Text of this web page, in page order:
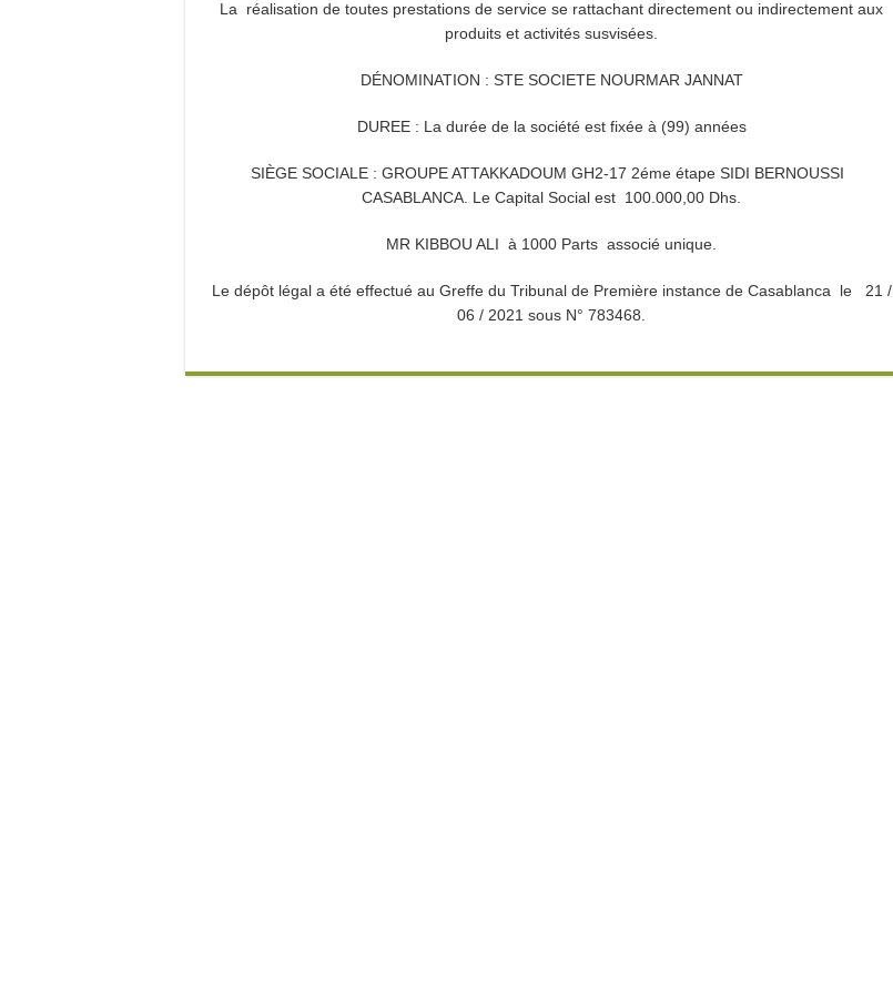
La réalisation de toutes prestations de service se rattachant directement ou indirectement aux
produits et activités susvisées.
DÉNOMINATION : STE SOCIETE NOURMAR JANNAT
DUREE : La durée de la société est fixée à (99) années
SIÈGE SOCIALE : GROUPE ATTAKKADOUM GH2-17 2éme étape SIDI BERNOUSSI
CASABLANCA. Le Capital Social est 100.000,00 Dhs.
MR KIBBOU ALI à 1000 Parts associé unique.
Le dépôt légal a été effectué au Greffe du Tribunal de Première instance de Casablanca le 21 /
06 / 2021 sous N° 783468.